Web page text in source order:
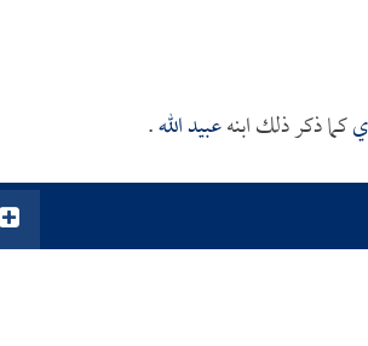
كما ذكر ذلك ابنهعبيد الله.